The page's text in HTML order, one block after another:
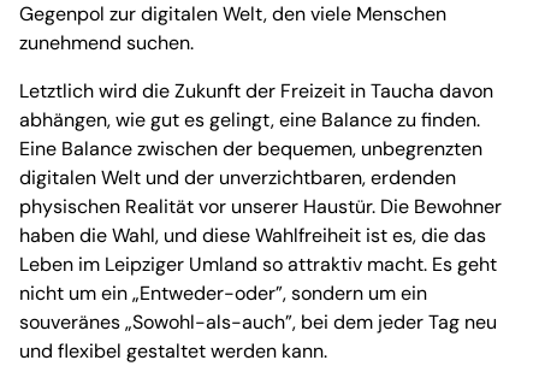
Gegenpol zur digitalen Welt, den viele Menschen
zunehmend suchen.
Letztlich wird die Zukunft der Freizeit in Taucha davon
abhängen, wie gut es gelingt, eine Balance zu finden.
Eine Balance zwischen der bequemen, unbegrenzten
digitalen Welt und der unverzichtbaren, erdenden
physischen Realität vor unserer Haustür. Die Bewohner
haben die Wahl, und diese Wahlfreiheit ist es, die das
Leben im Leipziger Umland so attraktiv macht. Es geht
nicht um ein „Entweder-oder”, sondern um ein
souveränes „Sowohl-als-auch”, bei dem jeder Tag neu
und flexibel gestaltet werden kann.